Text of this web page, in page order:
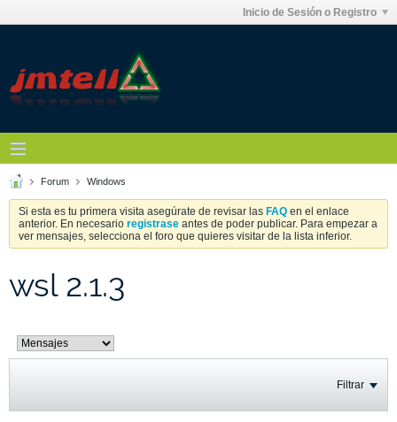
Inicio de Sesión o Registro
Forum Windows
Si esta es tu primera visita asegúrate de revisar las FAQ en el enlace
anterior. En necesario registrase antes de poder publicar. Para empezar a
ver mensajes, selecciona el foro que quieres visitar de la lista inferior.
wsl 2.1.3
Filtrar